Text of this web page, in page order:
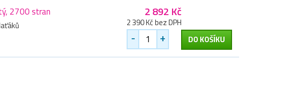
2700 stran 2 892 Kč
2 390 Kč bez DPH
- + DO KOŠÍKU